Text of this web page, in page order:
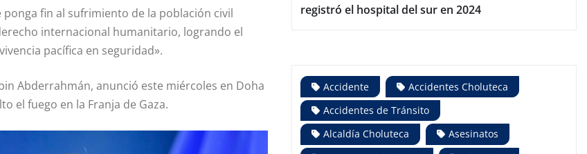
fin al sufrimiento de la población civil
internacional humanitario, logrando el
pacífica en seguridad».
Abderrahmán, anunció este miércoles en Doha
el fuego en la Franja de Gaza.
registró el hospital del sur en 2024
Accidente
Accidentes Choluteca
Accidentes de Tránsito
Alcaldía Choluteca
Asesinatos